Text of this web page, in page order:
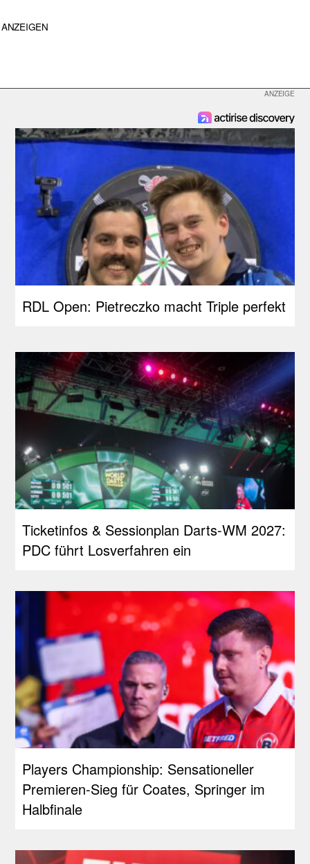
ANZEIGEN
RDL Open: Pietreczko macht Triple perfekt
Ticketinfos & Sessionplan Darts-WM 2027:
PDC führt Losverfahren ein
Players Championship: Sensationeller
Premieren-Sieg für Coates, Springer im
Halbfinale